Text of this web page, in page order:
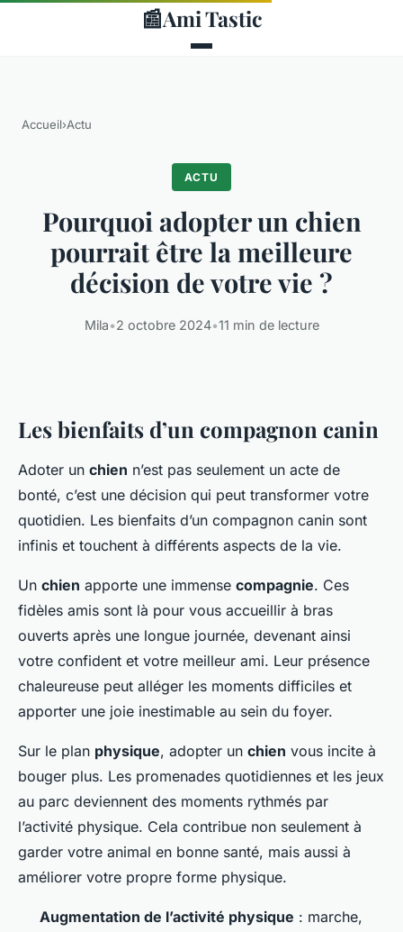
📰Ami Tastic
Accueil›Actu
ACTU
Pourquoi adopter un chien
pourrait être la meilleure
décision de votre vie ?
Mila•2 octobre 2024•11 min de lecture
Les bienfaits d’un compagnon canin
Adoter un chien n’est pas seulement un acte de
bonté, c’est une décision qui peut transformer votre
quotidien. Les bienfaits d’un compagnon canin sont
infinis et touchent à différents aspects de la vie.
Un chien apporte une immense compagnie. Ces
fidèles amis sont là pour vous accueillir à bras
ouverts après une longue journée, devenant ainsi
votre confident et votre meilleur ami. Leur présence
chaleureuse peut alléger les moments difficiles et
apporter une joie inestimable au sein du foyer.
Sur le plan physique, adopter un chien vous incite à
bouger plus. Les promenades quotidiennes et les jeux
au parc deviennent des moments rythmés par
l’activité physique. Cela contribue non seulement à
garder votre animal en bonne santé, mais aussi à
améliorer votre propre forme physique.
Augmentation de l’activité physique : marche,